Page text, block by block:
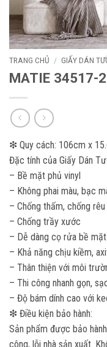
TRANG CHỦ / GIẤY DÁN
MATIE 34517-2
❇ Quy cách: 106cm x
Đặc tính của Giấy Dán
– Bề mặt phủ vinyl
– Không phai màu, bạc
– Chống thấm, chống
– Chống trầy xước
– Dễ dàng cọ rửa bề
– Khả năng chịu kiềm,
– Thân thiện với môi
– Thi công nhanh gọn,
– Độ bám dính cao với
❇ Điều kiện bảo hành:
Sản phẩm được bảo
công, lỗi nhà sản xuất.